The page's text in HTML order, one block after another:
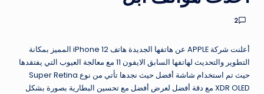
2
أعلنت شركة APPLE عن هاتفها الجديدة هاتف iPhone 12 المميز بمكانة
التطوير والتحديث لهاتفها السابق الايفون 11 مع معالجة العيوب التي يفتقدها
حيث تم استخدام شاشة أفضل حيث نجدها تأتي من نوع Super Retina
XDR OLED مع دقة أفضل لعرض أفضل مع تحسين البطارية بصورة بشكل